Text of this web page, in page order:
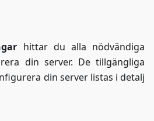
hittar du alla nödvändiga
din server. De tillgängliga
din server listas i detalj